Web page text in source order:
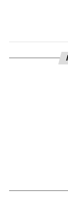
Le reti del
delle punte